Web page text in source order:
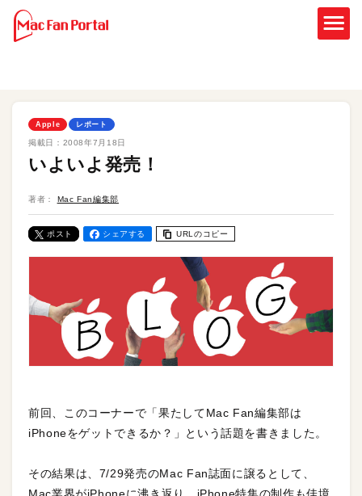
Apple レポート
掲載日： 2008年7月18日
いよいよ発売！
著者： Mac Fan編集部
ポスト シェアする URLのコピー
前回、このコーナーで「果たしてMac Fan編集部は
iPhoneをゲットできるか？」という話題を書きました。
その結果は、7/29発売のMac Fan誌面に譲るとして、